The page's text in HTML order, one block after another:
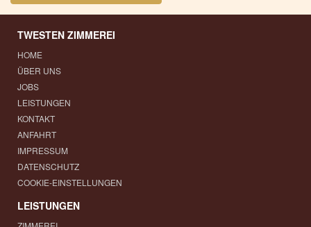
TWESTEN ZIMMEREI
HOME
ÜBER UNS
JOBS
LEISTUNGEN
KONTAKT
ANFAHRT
IMPRESSUM
DATENSCHUTZ
COOKIE-EINSTELLUNGEN
LEISTUNGEN